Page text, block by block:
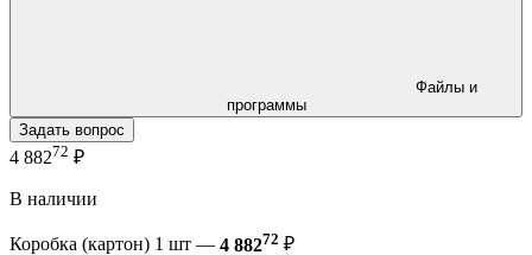
программы
Задать вопрос
4 88272 ₽
В наличии
Коробка (картон) 1 шт — 4 88272 ₽